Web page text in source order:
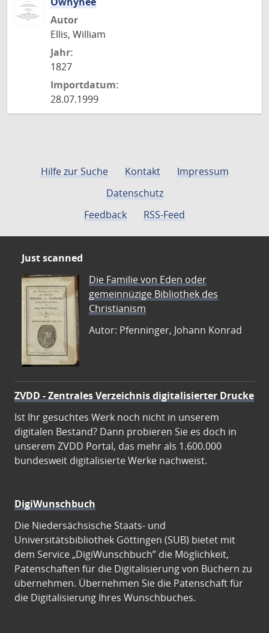
Autor
Ellis, William
Jahr:
1827
Importdatum:
28.07.1999
Hilfe zur Suche Kontakt
Impressum
Datenschutz
Feedback
RSS-Feed
Just scanned
Die Familie von Eden oder
gemeinnüzige Bibliothek des
Christianism
Autor: Pfenninger, Johann Konrad
ZVDD - Zentrales Verzeichnis digitalisierter Drucke
Ist Ihr gesuchtes Werk noch nicht in unserem
digitalen Bestand? Dann probieren Sie es doch in
unserem ZVDD Portal, das mehr als 1.600.000
bundesweit digitalisierte Werke nachweist.
DigiWunschbuch
Die Niedersächsische Staats- und
Universitätsbibliothek Göttingen (SUB) bietet mit
dem Service „DigiWunschbuch” die Möglichkeit,
Patenschaften für die Digitalisierung von Büchern zu
übernehmen. Übernehmen Sie die Patenschaft für
die Digitalisierung Ihres Wunschbuches.